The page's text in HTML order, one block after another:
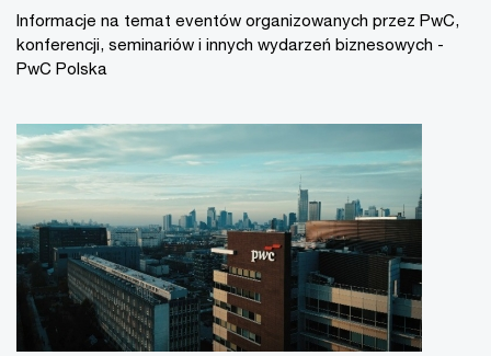
Informacje na temat eventów organizowanych przez PwC,
konferencji, seminariów i innych wydarzeń biznesowych -
PwC Polska